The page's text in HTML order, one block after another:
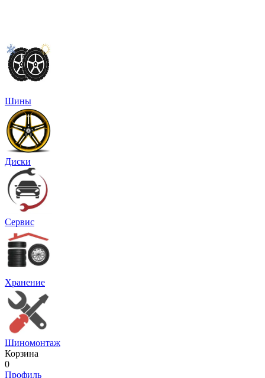
Шины
Диски
Сервис
Хранение
Шиномонтаж
Корзина
0
Профиль